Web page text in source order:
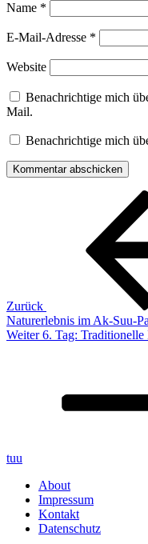
Name *
E-Mail-Adresse *
Website
Benachrichtige mich
Mail.
Benachrichtige mich
Zurück
Naturerlebnis im Ak-Suu-
Nächster
Weiter 6. Tag:
tuu
About
Impressum
Kontakt
Datenschutz